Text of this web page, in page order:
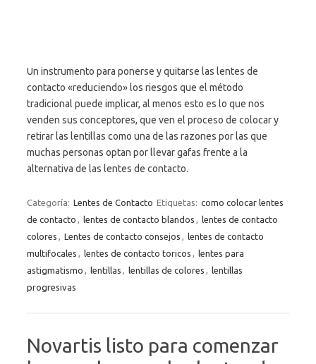
Un instrumento para ponerse y quitarse las lentes de
contacto «reduciendo» los riesgos que el método
tradicional puede implicar, al menos esto es lo que nos
venden sus conceptores, que ven el proceso de colocar y
retirar las lentillas como una de las razones por las que
muchas personas optan por llevar gafas frente a la
alternativa de las lentes de contacto.
Categoría: Lentes de Contacto Etiquetas: como colocar lentes
de contacto , lentes de contacto blandos , lentes de contacto
colores , Lentes de contacto consejos , lentes de contacto
multifocales , lentes de contacto toricos , lentes para
astigmatismo , lentillas , lentillas de colores , lentillas
progresivas
Novartis listo para comenzar